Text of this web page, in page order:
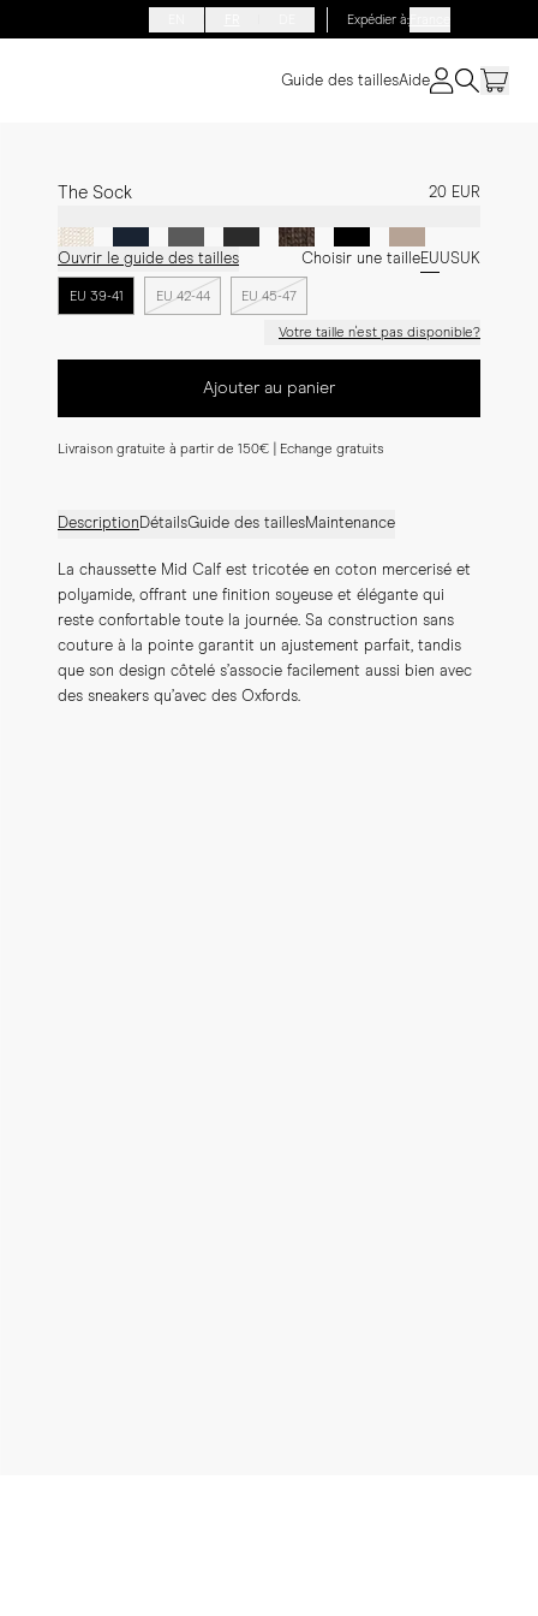
Expédier à:France
Guide des taillesAide
The Sock 20 EUR
Ouvrir le guide des tailles Choisir une tailleEUUSUK
EU 39-41 EU 42-44 EU 45-47
Votre taille n'est pas disponible?
Ajouter au panier
Livraison gratuite à partir de 150€ | Echange gratuits
DescriptionDétailsGuide des taillesMaintenance
La chaussette Mid Calf est tricotée en coton mercerisé et
polyamide, offrant une finition soyeuse et élégante qui
reste confortable toute la journée. Sa construction sans
couture à la pointe garantit un ajustement parfait, tandis
que son design côtelé s’associe facilement aussi bien avec
des sneakers qu’avec des Oxfords.